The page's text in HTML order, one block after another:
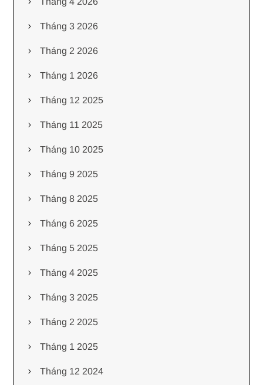
Tháng 3 2026
Tháng 2 2026
Tháng 1 2026
Tháng 12 2025
Tháng 11 2025
Tháng 10 2025
Tháng 9 2025
Tháng 8 2025
Tháng 6 2025
Tháng 5 2025
Tháng 4 2025
Tháng 3 2025
Tháng 2 2025
Tháng 1 2025
Tháng 12 2024